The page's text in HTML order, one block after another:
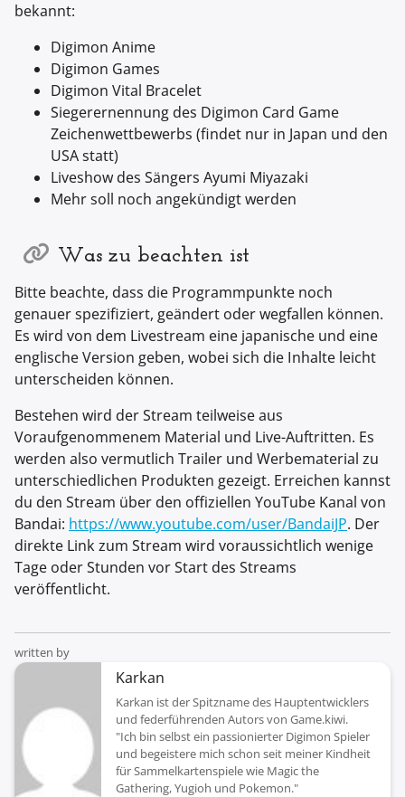
bekannt:
Digimon Anime
Digimon Games
Digimon Vital Bracelet
Siegerernennung des Digimon Card Game
Zeichenwettbewerbs (findet nur in Japan und den
USA statt)
Liveshow des Sängers Ayumi Miyazaki
Mehr soll noch angekündigt werden
Was zu beachten ist
Bitte beachte, dass die Programmpunkte noch
genauer spezifiziert, geändert oder wegfallen können.
Es wird von dem Livestream eine japanische und eine
englische Version geben, wobei sich die Inhalte leicht
unterscheiden können.
Bestehen wird der Stream teilweise aus
Voraufgenommenem Material und Live-Auftritten. Es
werden also vermutlich Trailer und Werbematerial zu
unterschiedlichen Produkten gezeigt. Erreichen kannst
du den Stream über den offiziellen YouTube Kanal von
Bandai: https://www.youtube.com/user/BandaiJP. Der
direkte Link zum Stream wird voraussichtlich wenige
Tage oder Stunden vor Start des Streams
veröffentlicht.
written by
Karkan
Karkan ist der Spitzname des Hauptentwicklers
und federführenden Autors von Game.kiwi.
"Ich bin selbst ein passionierter Digimon Spieler
und begeistere mich schon seit meiner Kindheit
für Sammelkartenspiele wie Magic the
Gathering, Yugioh und Pokemon."